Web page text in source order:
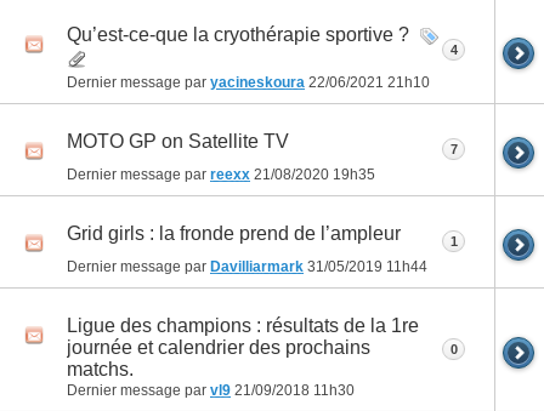
Qu’est-ce-que la cryothérapie sportive ?
Dernier message par yacineskoura 22/06/2021 21h10
4
MOTO GP on Satellite TV
Dernier message par reexx 21/08/2020 19h35
7
Grid girls : la fronde prend de l’ampleur
Dernier message par Davilliarmark 31/05/2019 11h44
1
Ligue des champions : résultats de la 1re
journée et calendrier des prochains
matchs.
Dernier message par vl9 21/09/2018 11h30
0